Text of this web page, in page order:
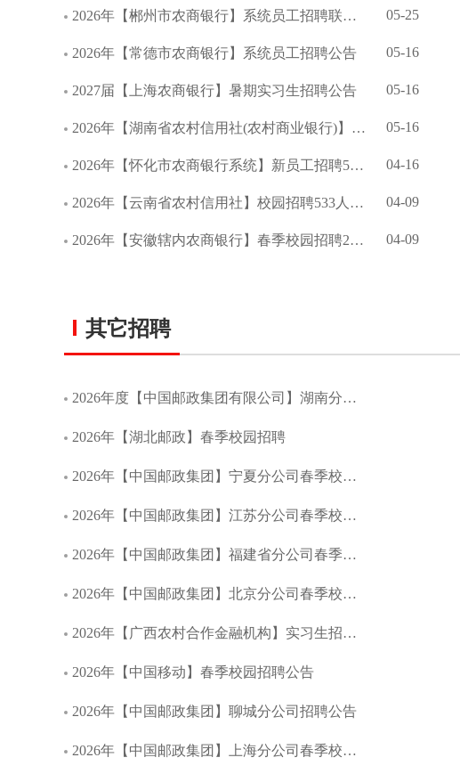
2026年【郴州市农商银行】系统员工招聘联合公告 05-25
2026年【常德市农商银行】系统员工招聘公告 05-16
2027届【上海农商银行】暑期实习生招聘公告 05-16
2026年【湖南省农村信用社(农村商业银行)】校园招聘公告 05-16
2026年【怀化市农商银行系统】新员工招聘55人公告 04-16
2026年【云南省农村信用社】校园招聘533人公告 04-09
2026年【安徽辖内农商银行】春季校园招聘209人公告 04-09
其它招聘
2026年度【中国邮政集团有限公司】湖南分公司春季校园招聘
2026年【湖北邮政】春季校园招聘
2026年【中国邮政集团】宁夏分公司春季校园招聘公告
2026年【中国邮政集团】江苏分公司春季校园招聘公告
2026年【中国邮政集团】福建省分公司春季校园招聘公告
2026年【中国邮政集团】北京分公司春季校园招聘公告
2026年【广西农村合作金融机构】实习生招募启事
2026年【中国移动】春季校园招聘公告
2026年【中国邮政集团】聊城分公司招聘公告
2026年【中国邮政集团】上海分公司春季校园招聘公告